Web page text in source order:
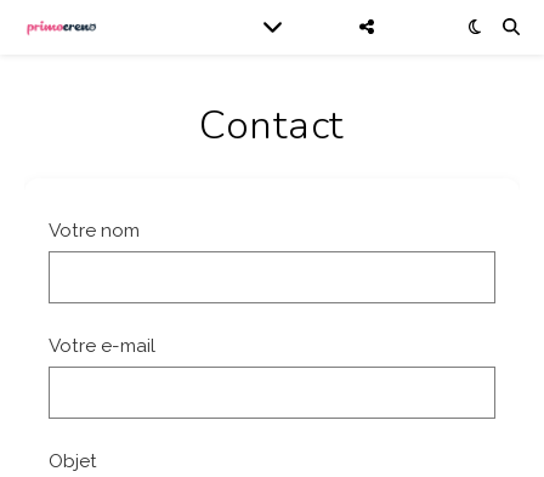
Contact
Votre nom
Votre e-mail
Objet